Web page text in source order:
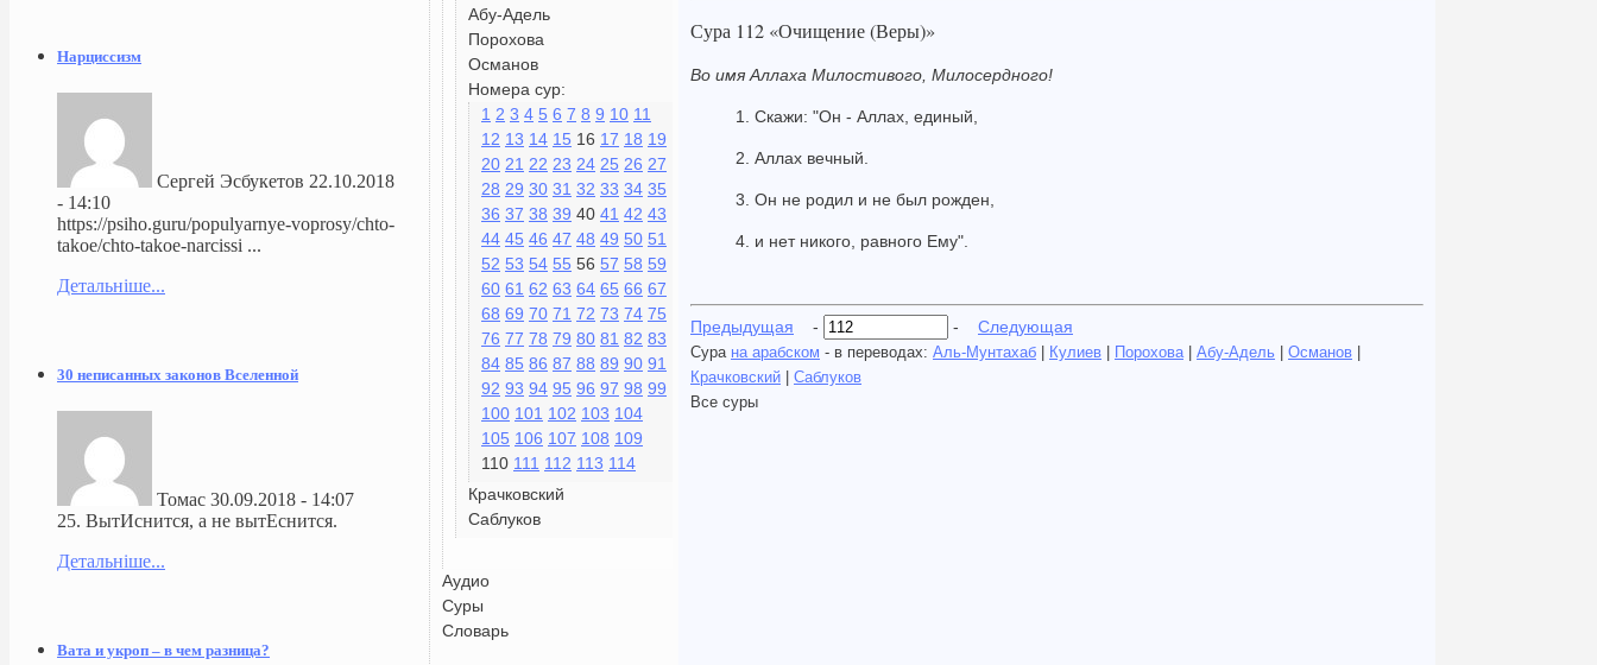
Абу-Адель
Порохова
Османов
Номера сур:
1 2 3 4 5 6 7 8 9 10 11
12 13 14 15 16 17 18 19
20 21 22 23 24 25 26 27
28 29 30 31 32 33 34 35
36 37 38 39 40 41 42 43
44 45 46 47 48 49 50 51
52 53 54 55 56 57 58 59
60 61 62 63 64 65 66 67
68 69 70 71 72 73 74 75
76 77 78 79 80 81 82 83
84 85 86 87 88 89 90 91
92 93 94 95 96 97 98 99
100 101 102 103 104
105 106 107 108 109
110 111 112 113 114
Крачковский
Саблуков
Аудио
Суры
Словарь
Сура 112 «Очищение (Веры)»
Во имя Аллаха Милостивого, Милосердного!
1. Скажи: "Он - Аллах, единый,
2. Аллах вечный.
3. Он не родил и не был рожден,
4. и нет никого, равного Ему".
Предыдущая - - Следующая
Сура на арабском - в переводах: Аль-Мунтахаб Кулиев Порохова| Абу-Адель Османов
Крачковский
Саблуков
Все суры
Нарциссизм
Сергей Эсбукетов 22.10.2018
- 14:10
https://psiho.guru/populyarnye-voprosy/chto-
takoe/chto-takoe-narcissi ...
Детальніше...
30 неписанных законов Вселенной
Томас 30.09.2018 - 14:07
25. ВытИснится, а не вытЕснится.
Детальніше...
Вата и укроп – в чем разница?